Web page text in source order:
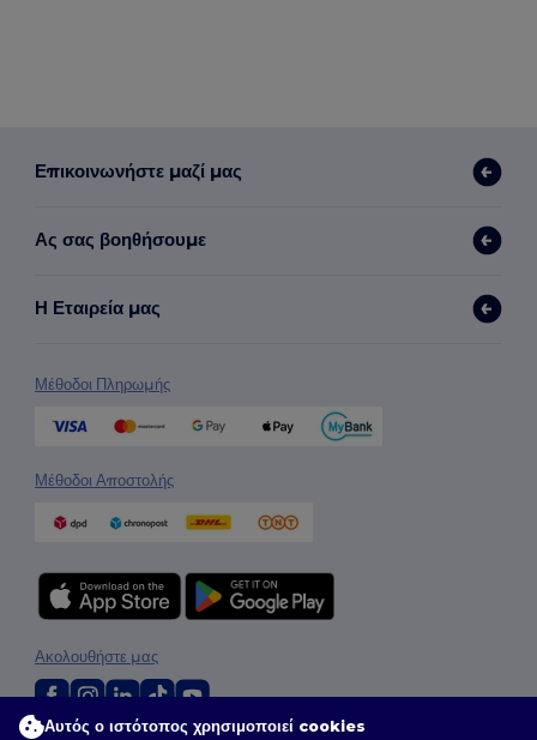
Επικοινωνήστε μαζί μας
Ας σας βοηθήσουμε
Η Εταιρεία μας
Μέθοδοι Πληρωμής
Μέθοδοι Αποστολής
Ακολουθήστε μας
Αυτός ο ιστότοπος χρησιμοποιεί cookies